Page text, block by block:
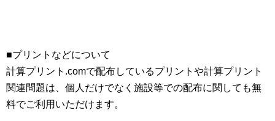
■プリントなどについて
計算プリント.comで配布しているプリントや計算プリント
関連問題は、個人だけでなく施設等での配布に関しても無
料でご利用いただけます。